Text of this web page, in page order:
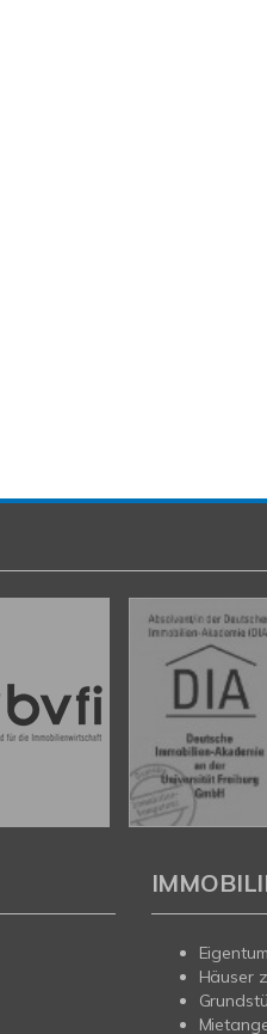
Häuser